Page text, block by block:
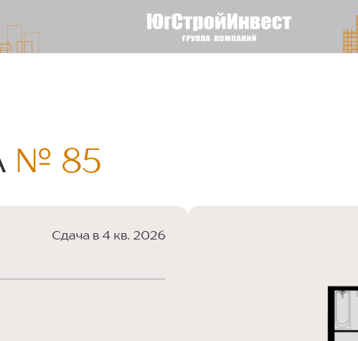
№ 85
Сдача в 4 кв. 2026